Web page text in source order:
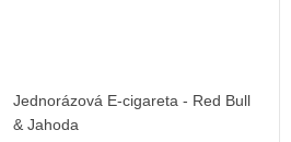
Jednorázová E-cigareta - Red Bull
& Jahoda